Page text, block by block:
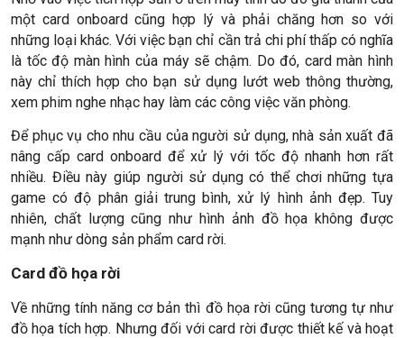
một card onboard cũng hợp lý và phải chăng hơn so với
những loại khác. Với việc bạn chỉ cần trả chi phí thấp có nghĩa
là tốc độ màn hình của máy sẽ chậm. Do đó, card màn hình
này chỉ thích hợp cho bạn sử dụng lướt web thông thường,
xem phim nghe nhạc hay làm các công việc văn phòng.
Để phục vụ cho nhu cầu của người sử dụng, nhà sản xuất đã
nâng cấp card onboard để xử lý với tốc độ nhanh hơn rất
nhiều. Điều này giúp người sử dụng có thể chơi những tựa
game có độ phân giải trung bình, xử lý hình ảnh đẹp. Tuy
nhiên, chất lượng cũng như hình ảnh đồ họa không được
mạnh như dòng sản phẩm card rời.
Card đồ họa rời
Về những tính năng cơ bản thì đồ họa rời cũng tương tự như
đồ họa tích hợp. Nhưng đối với card rời được thiết kế và hoạt